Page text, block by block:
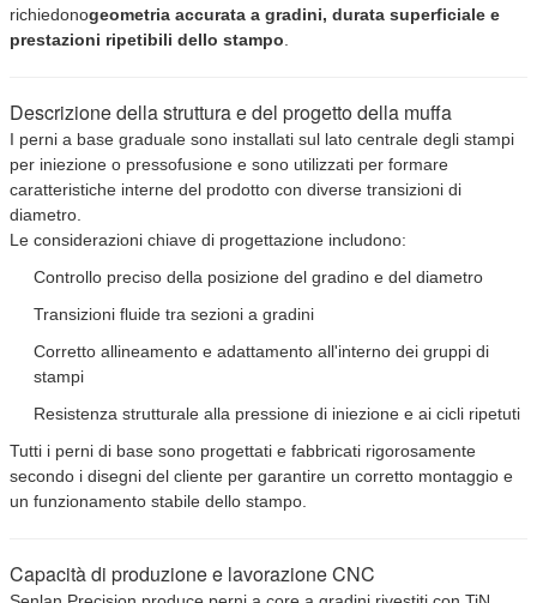
Lasciate un messaggio
Ti richiameremo presto!
richiedonogeometria accurata a gradini, durata superficiale e
prestazioni ripetibili dello stampo
Descrizione della struttura e del progetto della muffa
I perni a base graduale sono installati sul lato centrale degli stampi
per iniezione o pressofusione e sono utilizzati per formare
caratteristiche interne del prodotto con diverse transizioni di
diametro.
Le considerazioni chiave di progettazione includono:
Controllo preciso della posizione del gradino e del diametro
Transizioni fluide tra sezioni a gradini
Corretto allineamento e adattamento all'interno dei gruppi di
stampi
Resistenza strutturale alla pressione di iniezione e ai cicli ripetuti
Tutti i perni di base sono progettati e fabbricati rigorosamente
secondo i disegni del cliente per garantire un corretto montaggio e
un funzionamento stabile dello stampo.
Capacità di produzione e lavorazione CNC